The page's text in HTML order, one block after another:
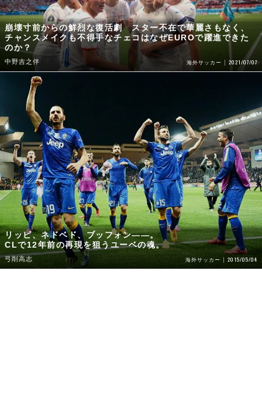
崩壊寸前からの鮮烈な復活劇 スター不在で華麗さもなく、
チャンスメイクも不得手なチェコはなぜEUROで躍進できた
のか？
中野吉之伴 海外サッカー 2021/07/07
リッピ、ネドベド、ブッフォン――。
CLで12年前の再現を狙うユーベの魂。
弓削高志 海外サッカー 2015/05/04